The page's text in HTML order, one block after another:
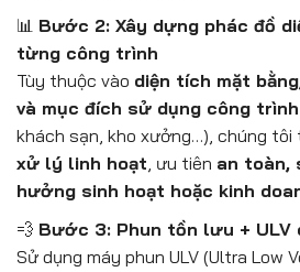
📊 Bước 2: Xây dựng phác đồ
từng công trình
Tùy thuộc vào diện tích mặt
và mục đích sử dụng công trình
khách sạn, kho xưởng…), chúng tôi
xử lý linh hoạt, ưu tiên an toàn,
hưởng sinh hoạt hoặc kinh
💨 Bước 3: Phun tồn lưu + ULV
Sử dụng máy phun ULV (Ultra Low